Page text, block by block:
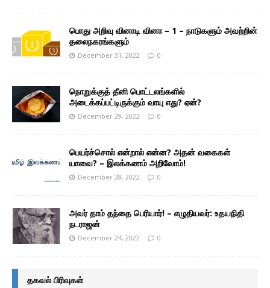
பொது அறிவு வினாடி வினா – 1 – நாடுகளும் அவற்றின்
தலைநகரங்களும்
December 31, 2022 0
நொறுக்குத் தீனி பொட்டலங்களில்
அடைக்கப்பட்டிருக்கும் வாயு எது? ஏன்?
December 29, 2022 0
பெயர்ச்சொல் என்றால் என்ன? அதன் வகைகள்
யாவை? – இலக்கணம் அறிவோம்!
December 28, 2022 0
அவர் தாம் தந்தை பெரியார்! – எழுதியவர்: உதயநிதி
நடராஜன்
December 24, 2022 0
தகவல் பிரிவுகள்